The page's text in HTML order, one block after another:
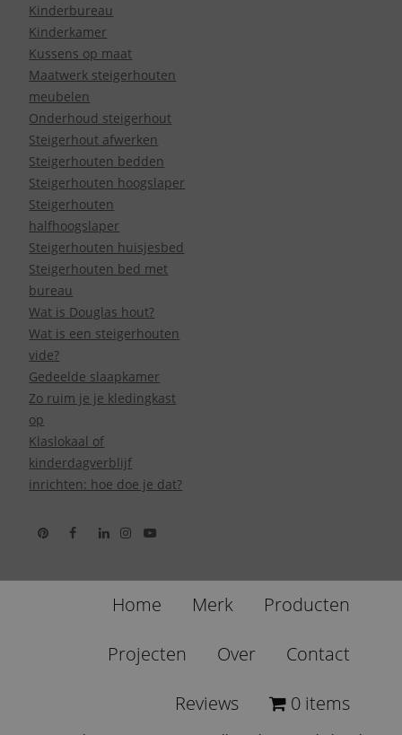
Kinderbureau
Kinderkamer
Kussens op maat
Maatwerk steigerhouten
meubelen
Onderhoud steigerhout
Steigerhout afwerken
Steigerhouten bedden
Steigerhouten hoogslaper
Steigerhouten
halfhoogslaper
Steigerhouten huisjesbed
Steigerhouten bed met
bureau
Wat is Douglas hout?
Wat is een steigerhouten
vide?
Gedeelde slaapkamer
Zo ruim je je kledingkast
op
Klaslokaal of
kinderdagverblijf
inrichten: hoe doe je dat?
Home Merk Producten
Projecten Over Contact
Reviews 0 items